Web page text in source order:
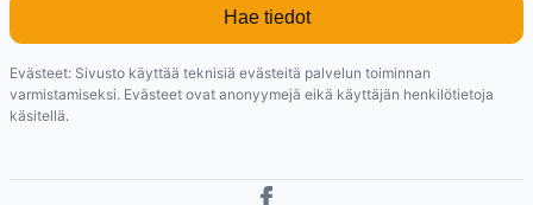
Hae tiedot
Evästeet: Sivusto käyttää teknisiä evästeitä palvelun toiminnan
varmistamiseksi. Evästeet ovat anonyymejä eikä käyttäjän henkilötietoja
käsitellä.